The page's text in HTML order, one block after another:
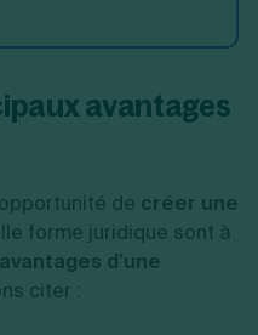
avantages
de créer une
forme juridique sont à
avantages d’une
citer :